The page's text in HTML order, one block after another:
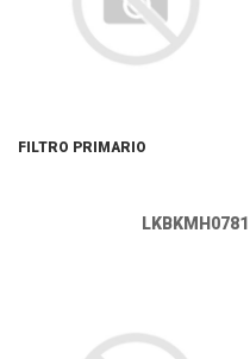
FILTRO PRIMARIO
LKBKMH0781